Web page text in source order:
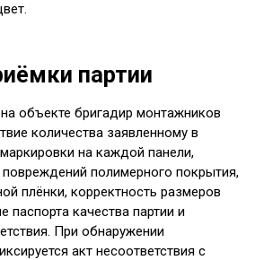
партии
объекте бригадир монтажников
количества заявленному в
на каждой панели,
повреждений полимерного покрытия,
плёнки, корректность размеров
паспорта качества партии и
При обнаружении
акт несоответствия с